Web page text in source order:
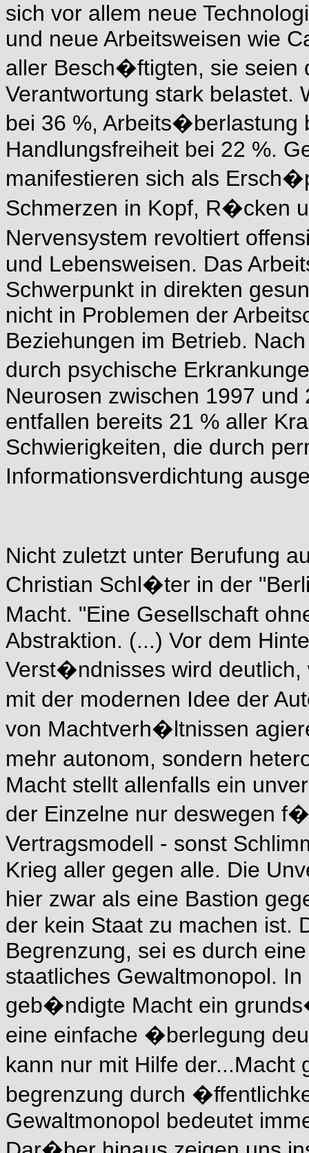
sich vor allem neue
und neue Arbeitsweisen wie
aller Besch�ftigten, sie
Verantwortung stark belastet.
bei 36 %,
Handlungsfreiheit bei 22 %.
manifestieren sich als
Schmerzen in Kopf, R�cken
Nervensystem revoltiert
und Lebensweisen. Das
Schwerpunkt in direkten
nicht in Problemen der
Beziehungen im Betrieb.
durch psychische
Neurosen zwischen 1997
entfallen bereits 21 % aller
Schwierigkeiten, die durch
Informationsverdichtung
Nicht zuletzt unter Berufung
Christian Schl�ter in der
Macht. "Eine Gesellschaft
Abstraktion. (...) Vor dem
Verst�ndnisses wird
mit der modernen Idee der
von Machtverh�ltnissen
mehr autonom, sondern
Macht stellt allenfalls ein
der Einzelne nur deswegen
Vertragsmodell - sonst
Krieg aller gegen alle. Die
hier zwar als eine Bastion
der kein Staat zu machen ist.
Begrenzung, sei es durch
staatliches Gewaltmonopol.
geb�ndigte Macht ein
eine einfache �berlegung
kann nur mit Hilfe
begrenzung durch
Gewaltmonopol bedeutet